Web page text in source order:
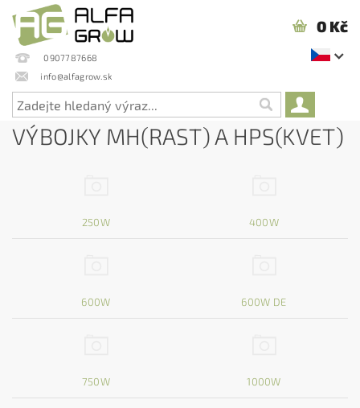
0907787668
info@alfagrow.sk
0 Kč
VÝBOJKY MH(RAST) A HPS(KVET)
250W 400W
600W 600W DE
750W 1000W